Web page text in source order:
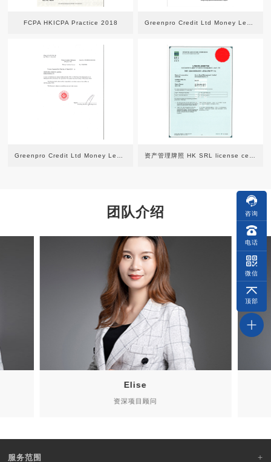
FCPA HKICPA Practice 2018
团队介绍
Luna
资深项目顾问
服务范围
咨询
电话
微信
顶部